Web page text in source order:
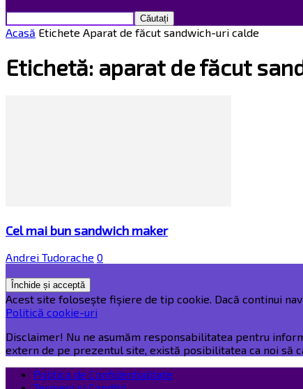
Acasă Etichete Aparat de făcut sandwich-uri calde
Etichetă: aparat de făcut
Cel mai bun sandwich maker
Andrei Tudorache 0
Acest site folosește fișiere de tip cookie. Dacă continui
Politică cookie-uri
Disclaimer! Nu ne asumăm responsabilitatea pentru
extern de pe prezentul site, există posibilitatea ca noi să
Politica de Confidentialitate